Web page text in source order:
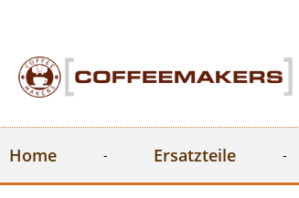
Home Ersatzteile